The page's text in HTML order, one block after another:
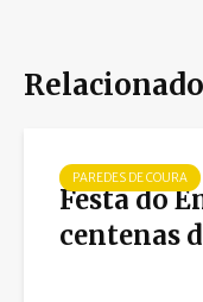
Relacionado
PAREDES DE COURA
Festa do
centenas